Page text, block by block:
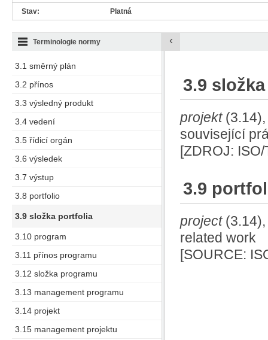
Stav: Platná
3.1 směrný plán
3.2 přínos
3.3 výsledný produkt
3.4 vedení
3.5 řídicí orgán
3.6 výsledek
3.7 výstup
3.8 portfolio
3.9 složka portfolia
3.10 program
3.11 přínos programu
3.12 složka programu
3.13 management programu
3.14 projekt
3.15 management projektu
Terminologie normy ‹
3.9
projekt
související
[ZDROJ:
3.9
project
related work
[SOURCE: